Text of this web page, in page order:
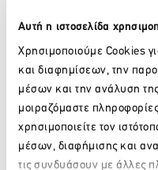
Αυτή η ιστοσελίδα
Χρησιμοποιούμε Cookies
και διαφημίσεων, την
μέσων και την ανάλυση
μοιραζόμαστε
χρησιμοποιείτε τον
μέσων, διαφήμισης και
τις συνδυάσουν με άλλες